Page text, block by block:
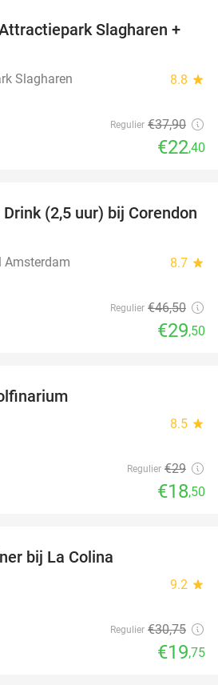
41%
Slagharen +
Slagharen 8.8 star
Regulier €37,90
€22,40
37%
(2,5 uur) bij Corendon
Amsterdam 8.7 star
Regulier €46,50
€29,50
8.5 star
Regulier €29
€18,50
bij La Colina
9.2 star
Regulier €30,75
€19,75